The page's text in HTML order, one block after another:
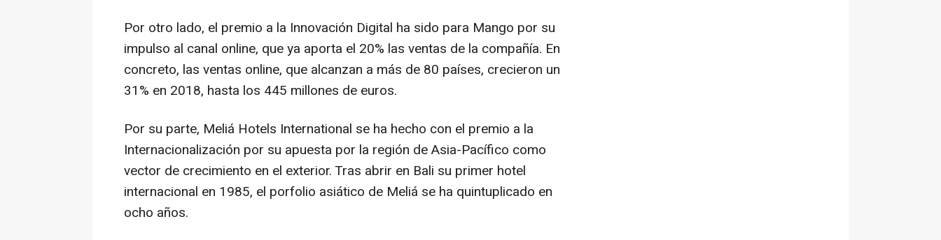
Por otro lado, el premio a la Innovación Digital ha sido para Mango por su
impulso al canal online, que ya aporta el 20% las ventas de la compañía. En
concreto, las ventas online, que alcanzan a más de 80 países, crecieron un
31% en 2018, hasta los 445 millones de euros.
Por su parte, Meliá Hotels International se ha hecho con el premio a la
Internacionalización por su apuesta por la región de Asia-Pacífico como
vector de crecimiento en el exterior. Tras abrir en Bali su primer hotel
internacional en 1985, el porfolio asiático de Meliá se ha quintuplicado en
ocho años.